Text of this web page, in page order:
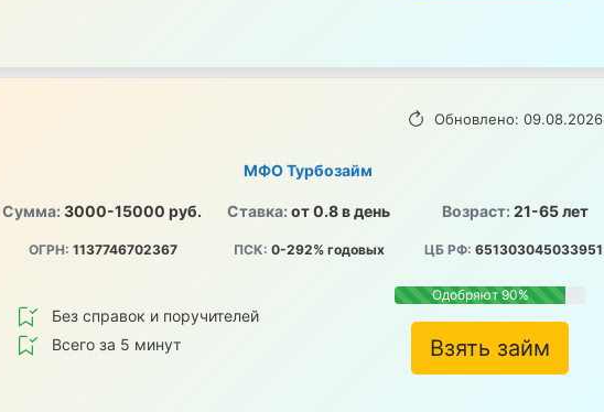
Обновлено: 09.08.2026
МФО Турбозайм
Сумма: 3000-15000 руб. Ставка: от 0.8 в день Возраст: 21-65 лет
ОГРН: 1137746702367 ПСК: 0-292% годовых ЦБ РФ: 651303045033951
Без справок и поручителей
Всего за 5 минут
Одобряют 90%
Взять займ